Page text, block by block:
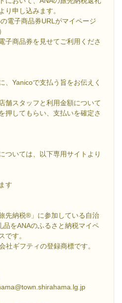
り申し込みます。
電子商品券URLがマイページ
商品券を見せてご利用くださ
Yanicoで支払う旨をお伝えく
スタッフと利用金額について
押してもらい、支払いを確定さ
ついては、以下専用サイトより
す
先納税®」に参加している自治
をANAのふるさと納税マイペ
です。
ギフティの登録商標です。